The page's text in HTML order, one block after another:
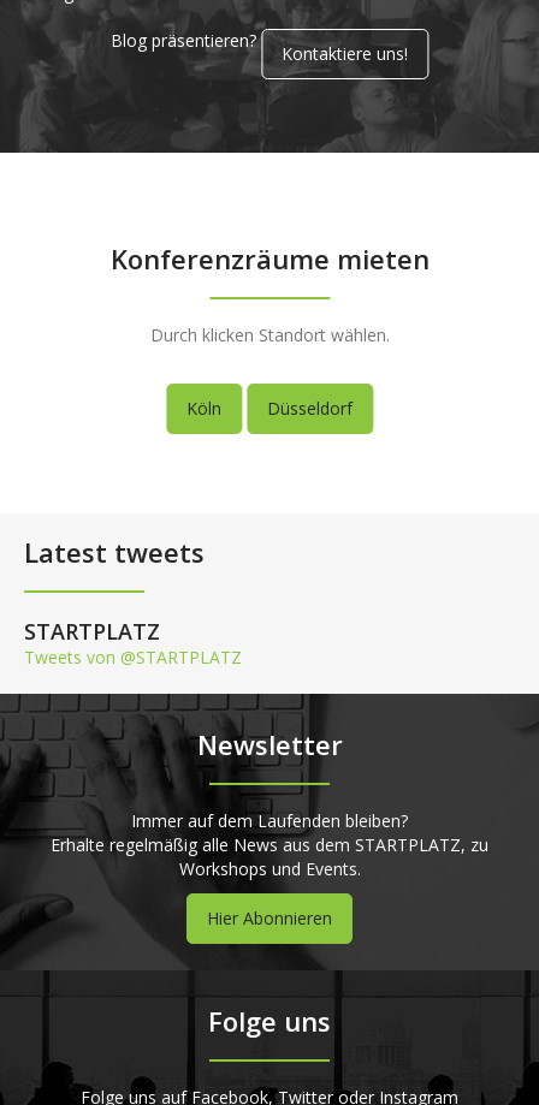
Blog präsentieren?
Kontaktiere uns!
Konferenzräume mieten
Durch klicken Standort wählen.
Köln Düsseldorf
Latest tweets
STARTPLATZ
Tweets von @STARTPLATZ
Newsletter
Immer auf dem Laufenden bleiben?
Erhalte regelmäßig alle News aus dem STARTPLATZ, zu
Workshops und Events.
Hier Abonnieren
Folge uns
Folge uns auf Facebook, Twitter oder Instagram